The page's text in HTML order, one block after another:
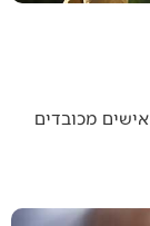
מכובדים